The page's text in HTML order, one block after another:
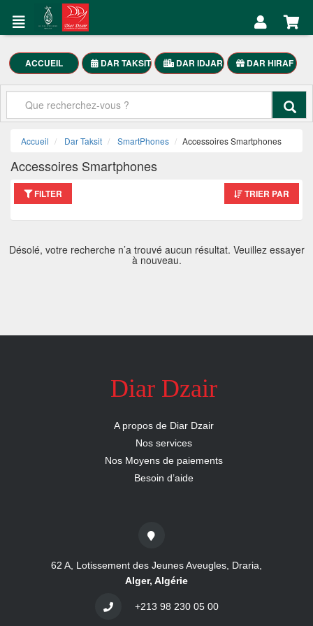
Accueil
Mon
العربية
DAR
DAR
TAKSIT
Meubles
Maison
Motocycle
Mon
Compte
ACCUEIL DAR TAKSIT DAR IDJAR DAR HIRAF
Accueil Dar Taksit SmartPhones Accessoires Smartphones
Accessoires Smartphones
FILTER TRIER PAR
Désolé, votre recherche n’a trouvé aucun résultat. Veuillez essayer
à nouveau.
Diar Dzair
A propos de Diar Dzair
Nos services
Nos Moyens de paiements
Besoin d’aide
62 A, Lotissement des Jeunes Aveugles, Draria,
Alger, Algérie
+213 98 230 05 00